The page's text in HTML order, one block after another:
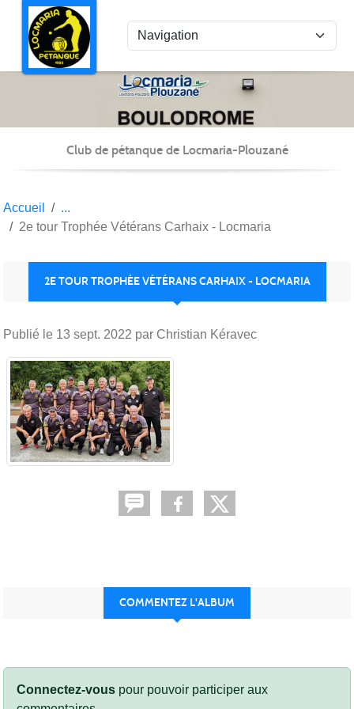
Club de pétanque de Locmaria-Plouzané
Accueil
2e tour Trophée Vétérans Carhaix - Locmaria
2E TOUR TROPHÉE VÉTÉRANS CARHAIX - LOCMARIA
Publié le 13 sept. 2022 par Christian Kéravec
COMMENTEZ L'ALBUM
Connectez-vous pour pouvoir participer aux
Panneau de gestion des cookies